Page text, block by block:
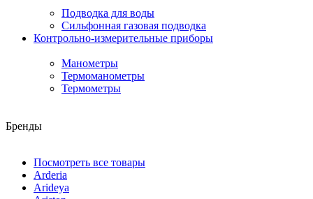
Подводка для воды
Сильфонная газовая подводка
Контрольно-измерительные приборы
Манометры
Термоманометры
Термометры
Бренды
Посмотреть все товары
Arderia
Arideya